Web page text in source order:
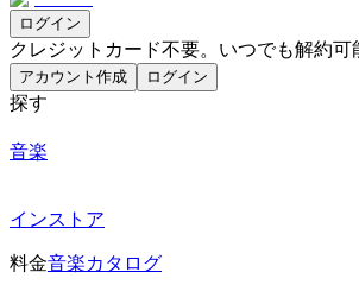
ログイン
クレジットカード不要。いつでも解約可
アカウント作成 ログイン
探す
音楽
インストア
料金音楽カタログ